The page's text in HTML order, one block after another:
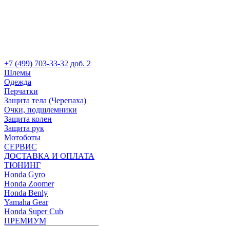
+7 (499) 703-33-32 доб. 2
Шлемы
Одежда
Перчатки
Защита тела (Черепаха)
Очки, подшлемники
Защита колен
Защита рук
Мотоботы
СЕРВИС
ДОСТАВКА И ОПЛАТА
ТЮНИНГ
Honda Gyro
Honda Zoomer
Honda Benly
Yamaha Gear
Honda Super Cub
ПРЕМИУМ